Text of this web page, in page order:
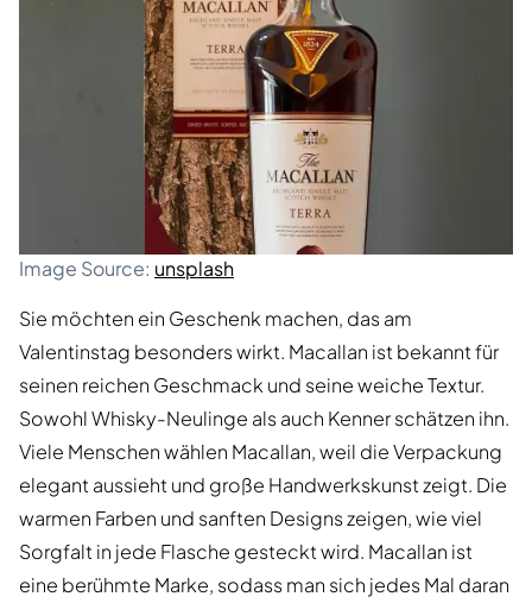
Image Source: unsplash
Sie möchten ein Geschenk machen, das am
Valentinstag besonders wirkt. Macallan ist bekannt für
seinen reichen Geschmack und seine weiche Textur.
Sowohl Whisky-Neulinge als auch Kenner schätzen ihn.
Viele Menschen wählen Macallan, weil die Verpackung
elegant aussieht und große Handwerkskunst zeigt. Die
warmen Farben und sanften Designs zeigen, wie viel
Sorgfalt in jede Flasche gesteckt wird. Macallan ist
eine berühmte Marke, sodass man sich jedes Mal daran